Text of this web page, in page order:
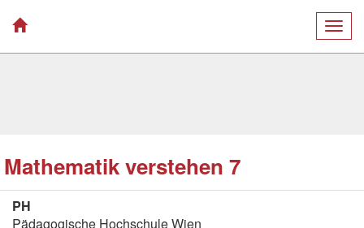
Mathematik verstehen 7
PH
Pädagogische Hochschule Wien